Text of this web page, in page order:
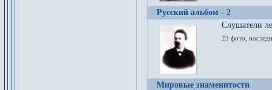
Русский альбом - 2
Cлушатели
23 фото,
Мировые знаменитости